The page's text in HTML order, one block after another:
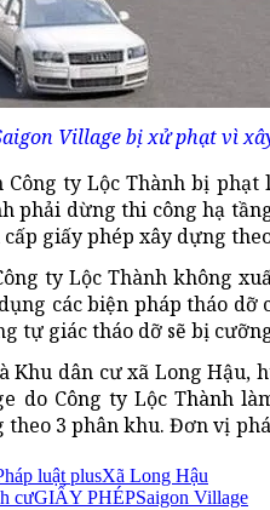
Village bị xử phạt vì
Công ty Lộc Thành bị
phải dừng thi công hạ
giấy phép xây dựng
ty Lộc Thành không
các biện pháp tháo
tự giác tháo dỡ sẽ bị
dân cư xã Long Hậu,
do Công ty Lộc Thành
theo 3 phân khu. Đơn vị
luật plusXã Long Hậu
cưGIẤY PHÉPSaigon Village